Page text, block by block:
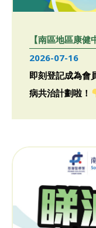
【南區地區康健
健康聯賽先剛剛
2026-07-16
即刻登記成為會
病共治計劃啦！